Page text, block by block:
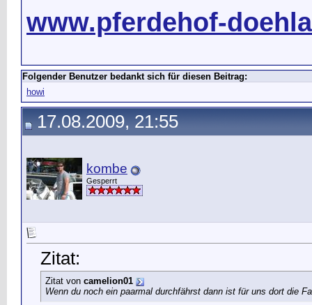
www.pferdehof-
Folgender Benutzer bedankt sich für diesen Beitrag:
howi
17.08.2009, 21:55
kombe
Gesperrt
Zitat:
Zitat von camelion01
Wenn du noch ein paarmal durchfährst dann ist für uns dort die